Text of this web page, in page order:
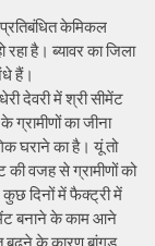
केमिकल
है। ब्यावर का जिला
हैं।
देवरी में श्री सीमेंट
का जीना
घराने का है। यूं तो
की वजह से ग्रामीणों को
कुछ दिनों में फैक्ट्री में
बनाने के काम आने